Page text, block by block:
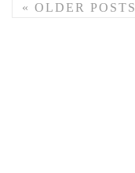
« OLDER POSTS